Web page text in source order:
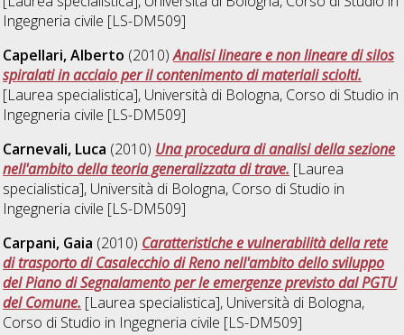
Ingegneria civile [LS-DM509]
Capellari, Alberto (2010)Analisi lineare e non lineare di silos
spiralati in acciaio per il contenimento di materiali sciolti.
[Laurea specialistica], Università di Bologna, Corso di Studio in
Ingegneria civile [LS-DM509]
Carnevali, Luca (2010) Una procedura di analisi della sezione
nell'ambito della teoria generalizzata di trave. [Laurea
specialistica], Università di Bologna, Corso di Studio in
Ingegneria civile [LS-DM509]
Carpani, Gaia (2010) Caratteristiche e vulnerabilità della rete
di trasporto di Casalecchio di Reno nell'ambito dello sviluppo
del Piano di Segnalamento per le emergenze previsto dal PGTU
del Comune. [Laurea specialistica], Università di Bologna,
Corso di Studio in Ingegneria civile [LS-DM509]